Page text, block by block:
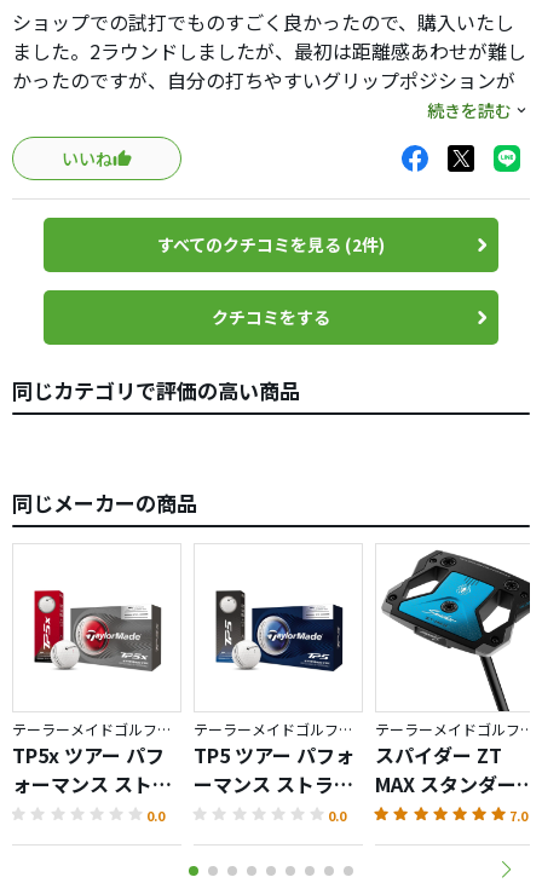
中古で程度良いものが見つかり、購入して、ラウンドして
きました。本番では中の上くらいの印象です。ちょいちょ
い使ってまた感想します。
ショップでの試打でものすごく良かったので、購入いたし
ました。2ラウンドしましたが、最初は距離感あわせが難し
かったのですが、自分の打ちやすいグリップポジションが
分かってからは、良く入るようになりました。特にショー
トパットは、白いサイトラインがブラックのカラーに映え
て真っ直ぐに打ち出しやすいです。以前に同モデルのプラ
チナムを使ってましたが、こちらのモデルの方が、打感は
柔らかくなりましたので、その分距離感が替わったのだと
思います。なれてくれば心強い武器になりそうです。
続きを読む
いいね
すべてのクチコミを見る (2件)
クチコミをする
同じカテゴリで評価の高い商品
同じメーカーの商品
テーラーメイドゴルフ／TP5
TP5x ツアー パフ
ォーマンス ストラ
イプ ボール
0.0
テーラーメイドゴルフ／TP5
TP5 ツアー パフォ
ーマンス ストライ
プ ボール
0.0
テーラーメイドゴルフ／Spider ZT
スパイダー ZT
MAX スタンダード
パター
7.0